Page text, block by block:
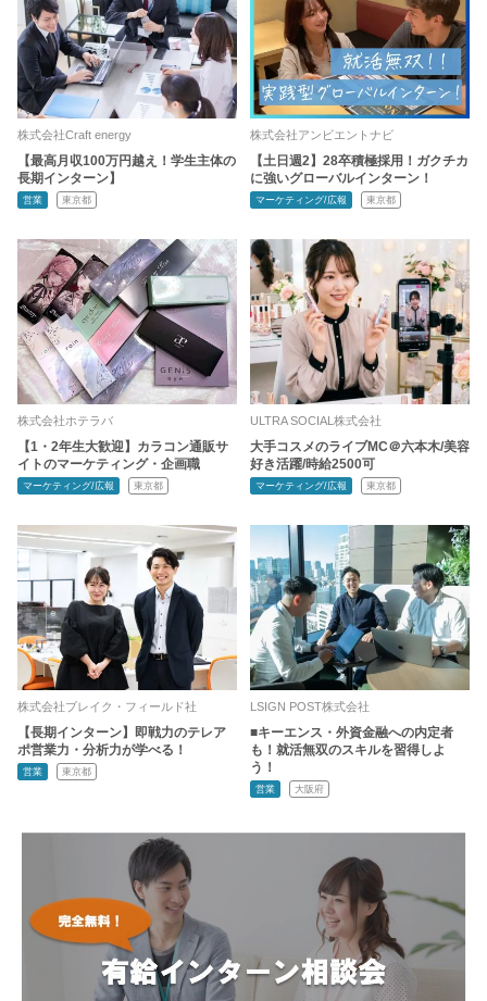
株式会社Craft energy
【最高月収100万円越え！学生主体の
長期インターン】
営業 東京都
株式会社アンビエントナビ
【土日週2】28卒積極採用！ガクチカ
に強いグローバルインターン！
マーケティング/広報 東京都
株式会社ホテラバ
【1・2年生大歓迎】カラコン通販サ
イトのマーケティング・企画職
マーケティング/広報 東京都
ULTRA SOCIAL株式会社
大手コスメのライブMC＠六本木/美容
好き活躍/時給2500可
マーケティング/広報 東京都
株式会社ブレイク・フィールド社
【長期インターン】即戦力のテレア
ポ営業力・分析力が学べる！
営業 東京都
LSIGN POST株式会社
■キーエンス・外資金融への内定者
も！就活無双のスキルを習得しよ
う！
営業 大阪府